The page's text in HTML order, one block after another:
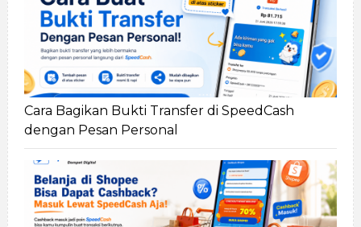
Cara Bagikan Bukti Transfer di SpeedCash
dengan Pesan Personal